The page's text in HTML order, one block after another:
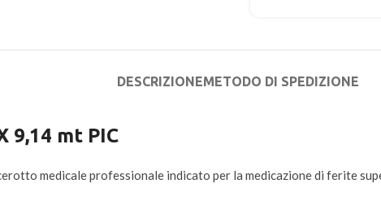
DESCRIZIONEMETODO DI SPEDIZIONE
9,14 mt PIC
medicale professionale indicato per la medicazione di ferite